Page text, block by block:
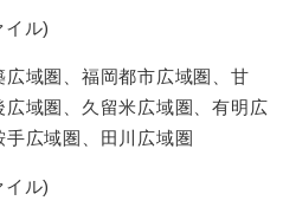
イル)
広域圏、福岡都市広域圏、甘
域圏、久留米広域圏、有明広
広域圏、田川広域圏
イル)